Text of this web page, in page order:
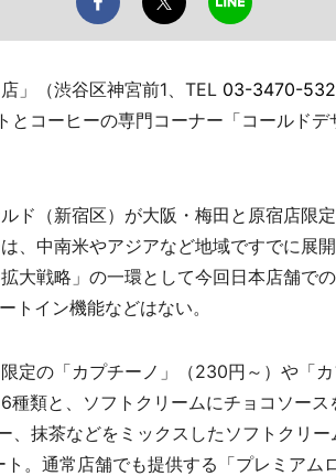
」（渋谷区神宮前1、TEL 03-3470-
とコーヒーの専門コーナー「コールド
ド（新宿区）が大阪・梅田と原宿店限
、中南米やアジアなど地域ですでに展
大戦略」の一環として今回日本店舗で
トイン機能などはない。
定の「カプチーノ」（230円～）や「
種類と、ソフトクリームにチョコソース
、抹茶などをミックスしたソフトクリー
ト。通常店舗でも提供する「プレミアム